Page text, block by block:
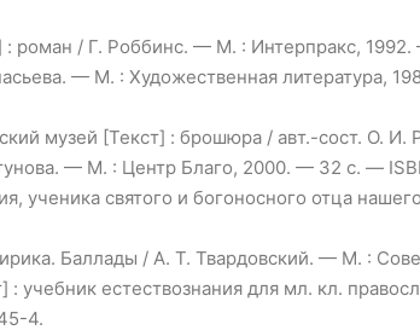
роман / Г. Роббинс. — М. : Интерпракс,
— М. : Художественная литература,
музей [Текст] : брошюра / авт.-сост. О.
— М. : Центр Благо, 2000. — 32 с. —
ученика святого и богоносного отца
Баллады / А. Т. Твардовский. — М. :
естествознания для мл. кл.
4.